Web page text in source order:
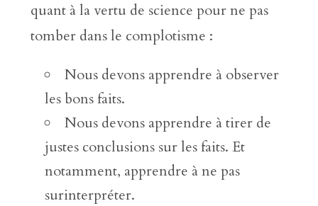
quant à la vertu de science pour ne pas
tomber dans le complotisme :
Nous devons apprendre à observer
les bons faits.
Nous devons apprendre à tirer de
justes conclusions sur les faits. Et
notamment, apprendre à ne pas
surinterpréter.